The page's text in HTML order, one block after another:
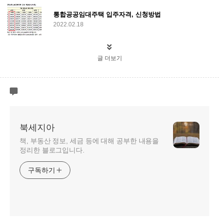
통합공공임대주택 입주자격, 신청방법
2022.02.18
글 더보기
북세지아
책, 부동산 정보, 세금 등에 대해 공부한 내용을
정리한 블로그입니다.
구독하기